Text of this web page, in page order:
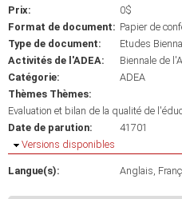
Prix:
0$
Format de document: Papier de
Type de document:
Etudes
Activités de l'ADEA:
Biennale de
Catégorie:
ADEA
Thèmes Thèmes:
Evaluation et bilan de la qualité de
Date de parution:
41701
Masquer
Versions disponibles
Langue(s): Anglais